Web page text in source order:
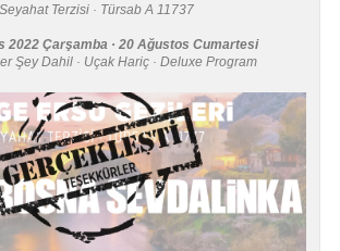
Seyahat Terzisi · Türsab A 11737
2022 Çarşamba · 20 Ağustos Cumartesi
Şey Dahil · Uçak Hariç · Deluxe Program